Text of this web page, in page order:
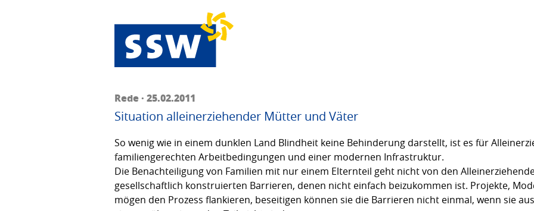
Rede · 25.02.2011
Situation alleinerziehender Mütter und Väter
So wenig wie in einem dunklen Land Blindheit keine Behinderung darstellt, ist es für
familiengerechten Arbeitbedingungen und einer modernen Infrastruktur.
Die Benachteiligung von Familien mit nur einem Elternteil geht nicht von den
gesellschaftlich konstruierten Barrieren, denen nicht einfach beizukommen ist. Projekte,
mögen den Prozess flankieren, beseitigen können sie die Barrieren nicht einmal, wenn sie